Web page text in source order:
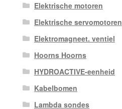
Elektrische motoren
Elektrische servomotoren
Elektromagneet. ventiel
Hoorns Hoorns
HYDROACTIVE-eenheid
Kabelbomen
Lambda sondes